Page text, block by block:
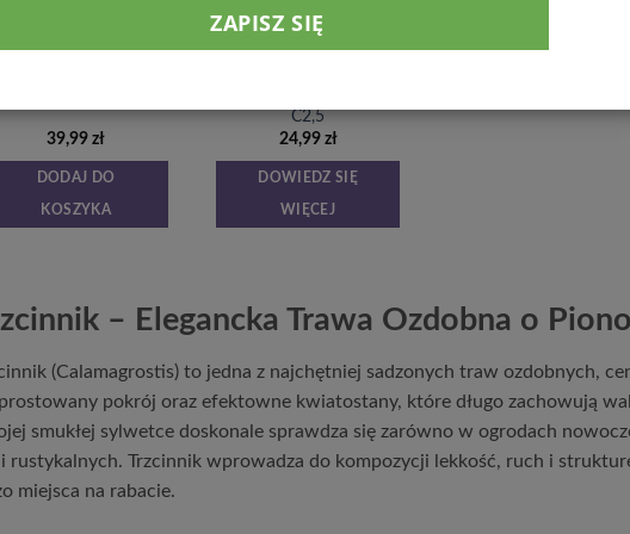
ostrokwiatowy
39,99zł
DODAJ DO
KOSZYKA
Trzcinnik ostrokwiatowy
C2,5
24,99 zł
DOWIEDZ SIĘ
WIĘCEJ
– Elegancka Trawa Ozdobna o
(Calamagrostis) to jedna z najchętniej sadzonych traw ozdobnych,
pokrój oraz efektowne kwiatostany, które długo zachowują
smukłej sylwetce doskonale sprawdza się zarówno w ogrodach
rustykalnych. Trzcinnik wprowadza do kompozycji lekkość, ruch i
miejsca na rabacie.